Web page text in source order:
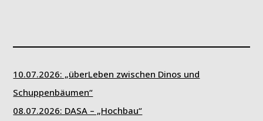
10.07.2026: „überLeben zwischen Dinos und
Schuppenbäumen“
08.07.2026: DASA – „Hochbau“